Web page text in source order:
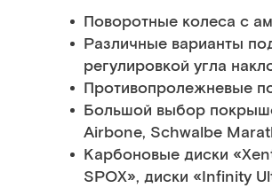
Поворотные колеса с
Различные варианты
регулировкой угла
Противопролежневые
Большой выбор
Airbone, Schwalbe
Карбоновые диски
SPOX», диски «Infinity